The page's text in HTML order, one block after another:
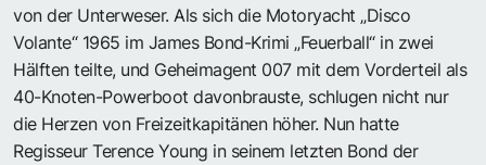
von der Unterweser. Als sich die Motoryacht „Disco
Volante“ 1965 im James Bond-Krimi „Feuerball“ in zwei
Hälften teilte, und Geheimagent 007 mit dem Vorderteil als
40-Knoten-Powerboot davonbrauste, schlugen nicht nur
die Herzen von Freizeitkapitänen höher. Nun hatte
Regisseur Terence Young in seinem letzten Bond der